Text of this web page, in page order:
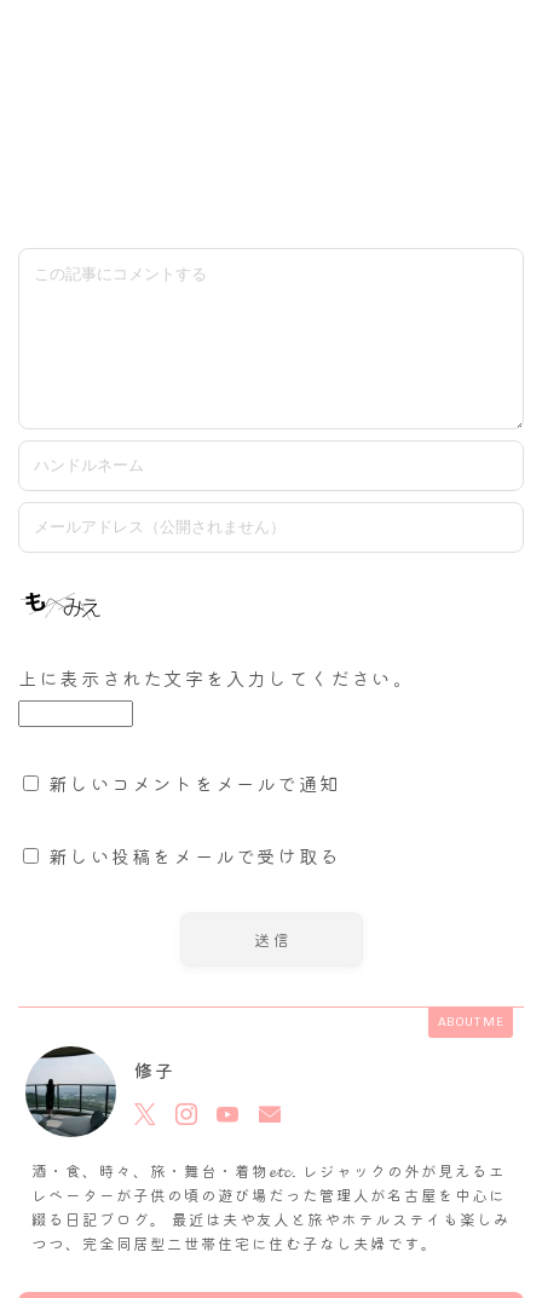
上に表示された文字を入力してください。
新しいコメントをメールで通知
新しい投稿をメールで受け取る
ABOUT ME
修子
酒・食、時々、旅・舞台・着物𝓮𝓽𝓬. レジャックの外が見えるエ
レベーターが子供の頃の遊び場だった管理人が名古屋を中心に
綴る日記ブログ。 最近は夫や友人と旅やホテルステイも楽しみ
つつ、完全同居型二世帯住宅に住む子なし夫婦です。